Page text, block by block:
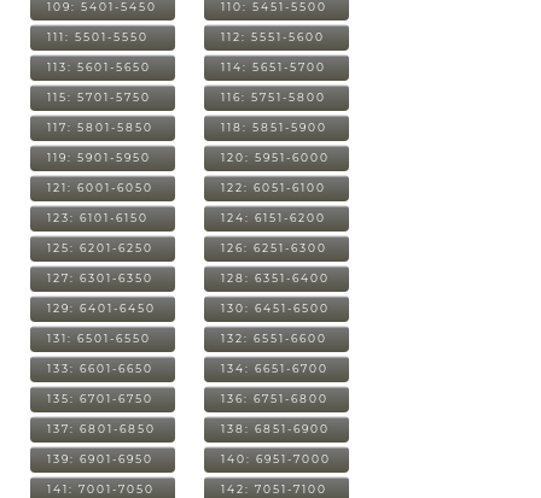
109: 5401-5450 110: 5451-5500
111: 5501-5550 112: 5551-5600
113: 5601-5650 114: 5651-5700
115: 5701-5750 116: 5751-5800
117: 5801-5850 118: 5851-5900
119: 5901-5950 120: 5951-6000
121: 6001-6050 122: 6051-6100
123: 6101-6150 124: 6151-6200
125: 6201-6250 126: 6251-6300
127: 6301-6350 128: 6351-6400
129: 6401-6450 130: 6451-6500
131: 6501-6550 132: 6551-6600
133: 6601-6650 134: 6651-6700
135: 6701-6750 136: 6751-6800
137: 6801-6850 138: 6851-6900
139: 6901-6950 140: 6951-7000
141: 7001-7050 142: 7051-7100